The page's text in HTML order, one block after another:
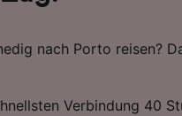
nach Porto reisen?
Verbindung 40